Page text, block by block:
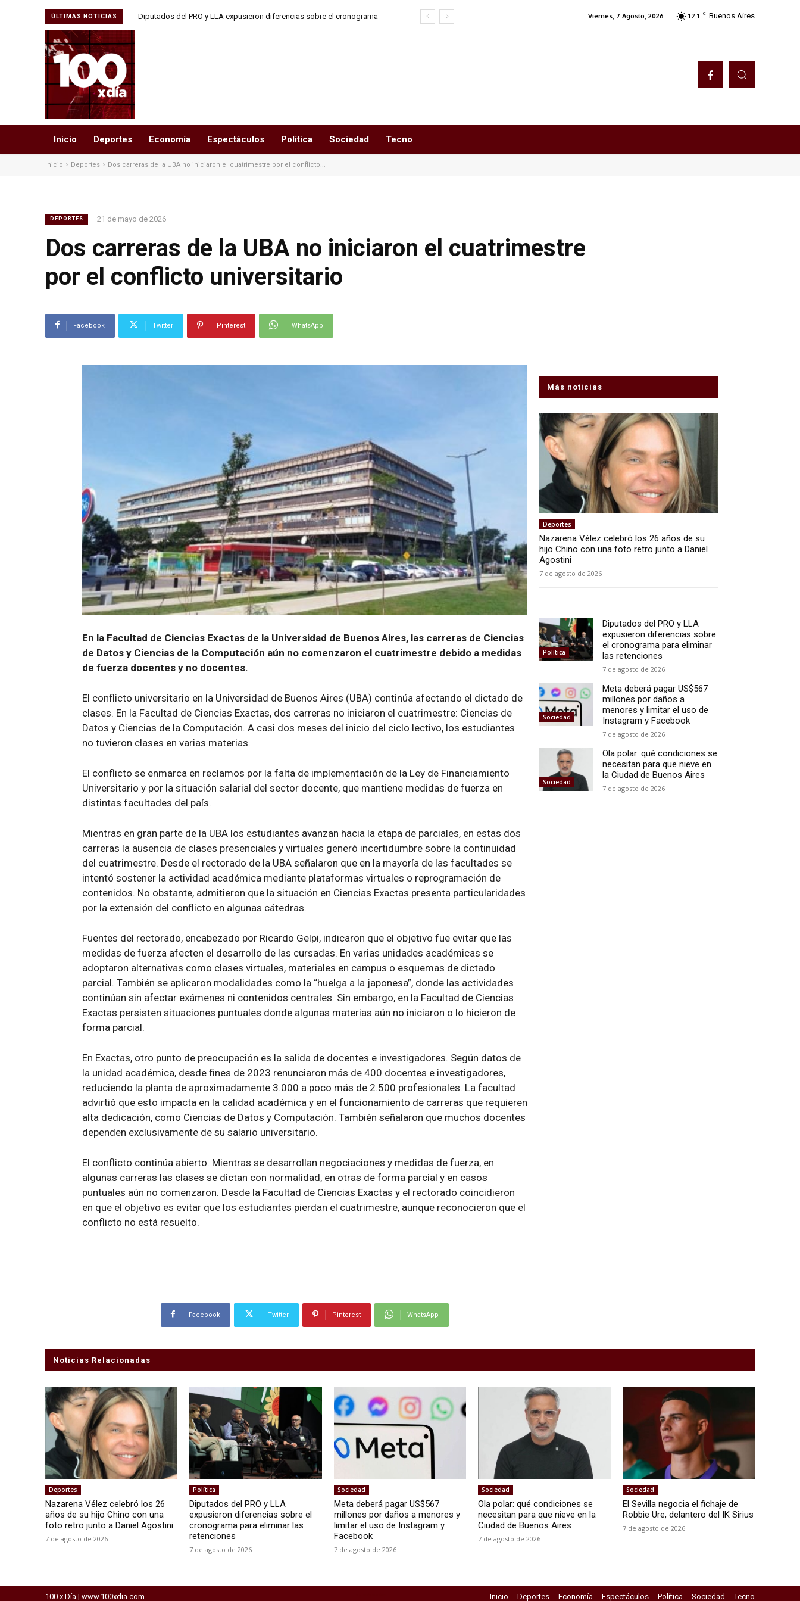
ÚLTIMAS NOTICIAS
Diputados del PRO y LLA expusieron diferencias sobre el cronograma
Viernes, 7 Agosto, 2026 12.1 C Buenos Aires
Inicio Deportes Economía Espectáculos Política Sociedad Tecno
Inicio Deportes Dos carreras de la UBA no iniciaron el cuatrimestre por el conflicto...
DEPORTES 21 de mayo de 2026
Dos carreras de la UBA no iniciaron el cuatrimestre
por el conflicto universitario
Facebook Twitter Pinterest WhatsApp
En la Facultad de Ciencias Exactas de la Universidad de Buenos Aires, las carreras de Ciencias
de Datos y Ciencias de la Computación aún no comenzaron el cuatrimestre debido a medidas
de fuerza docentes y no docentes.
El conflicto universitario en la Universidad de Buenos Aires (UBA) continúa afectando el dictado de
clases. En la Facultad de Ciencias Exactas, dos carreras no iniciaron el cuatrimestre: Ciencias de
Datos y Ciencias de la Computación. A casi dos meses del inicio del ciclo lectivo, los estudiantes
no tuvieron clases en varias materias.
El conflicto se enmarca en reclamos por la falta de implementación de la Ley de Financiamiento
Universitario y por la situación salarial del sector docente, que mantiene medidas de fuerza en
distintas facultades del país.
Mientras en gran parte de la UBA los estudiantes avanzan hacia la etapa de parciales, en estas dos
carreras la ausencia de clases presenciales y virtuales generó incertidumbre sobre la continuidad
del cuatrimestre. Desde el rectorado de la UBA señalaron que en la mayoría de las facultades se
intentó sostener la actividad académica mediante plataformas virtuales o reprogramación de
contenidos. No obstante, admitieron que la situación en Ciencias Exactas presenta particularidades
por la extensión del conflicto en algunas cátedras.
Fuentes del rectorado, encabezado por Ricardo Gelpi, indicaron que el objetivo fue evitar que las
medidas de fuerza afecten el desarrollo de las cursadas. En varias unidades académicas se
adoptaron alternativas como clases virtuales, materiales en campus o esquemas de dictado
parcial. También se aplicaron modalidades como la “huelga a la japonesa”, donde las actividades
continúan sin afectar exámenes ni contenidos centrales. Sin embargo, en la Facultad de Ciencias
Exactas persisten situaciones puntuales donde algunas materias aún no iniciaron o lo hicieron de
forma parcial.
En Exactas, otro punto de preocupación es la salida de docentes e investigadores. Según datos de
la unidad académica, desde fines de 2023 renunciaron más de 400 docentes e investigadores,
reduciendo la planta de aproximadamente 3.000 a poco más de 2.500 profesionales. La facultad
advirtió que esto impacta en la calidad académica y en el funcionamiento de carreras que requieren
alta dedicación, como Ciencias de Datos y Computación. También señalaron que muchos docentes
dependen exclusivamente de su salario universitario.
El conflicto continúa abierto. Mientras se desarrollan negociaciones y medidas de fuerza, en
algunas carreras las clases se dictan con normalidad, en otras de forma parcial y en casos
puntuales aún no comenzaron. Desde la Facultad de Ciencias Exactas y el rectorado coincidieron
en que el objetivo es evitar que los estudiantes pierdan el cuatrimestre, aunque reconocieron que el
conflicto no está resuelto.
Facebook Twitter Pinterest WhatsApp
Más noticias
Deportes
Nazarena Vélez celebró los 26 años de su
hijo Chino con una foto retro junto a Daniel
Agostini
7 de agosto de 2026
Política
Diputados del PRO y LLA
expusieron diferencias sobre
el cronograma para eliminar
las retenciones
7 de agosto de 2026
Sociedad
Meta deberá pagar US$567
millones por daños a
menores y limitar el uso de
Instagram y Facebook
7 de agosto de 2026
Sociedad
Ola polar: qué condiciones se
necesitan para que nieve en
la Ciudad de Buenos Aires
7 de agosto de 2026
Noticias Relacionadas
Deportes
Nazarena Vélez celebró los 26
años de su hijo Chino con una
foto retro junto a Daniel Agostini
7 de agosto de 2026
Política
Diputados del PRO y LLA
expusieron diferencias sobre el
cronograma para eliminar las
retenciones
7 de agosto de 2026
Sociedad
Meta deberá pagar US$567
millones por daños a menores y
limitar el uso de Instagram y
Facebook
7 de agosto de 2026
Sociedad
Ola polar: qué condiciones se
necesitan para que nieve en la
Ciudad de Buenos Aires
7 de agosto de 2026
Sociedad
El Sevilla negocia el fichaje de
Robbie Ure, delantero del IK Sirius
7 de agosto de 2026
100 x Día | www.100xdia.com Inicio Deportes Economía Espectáculos Política Sociedad Tecno